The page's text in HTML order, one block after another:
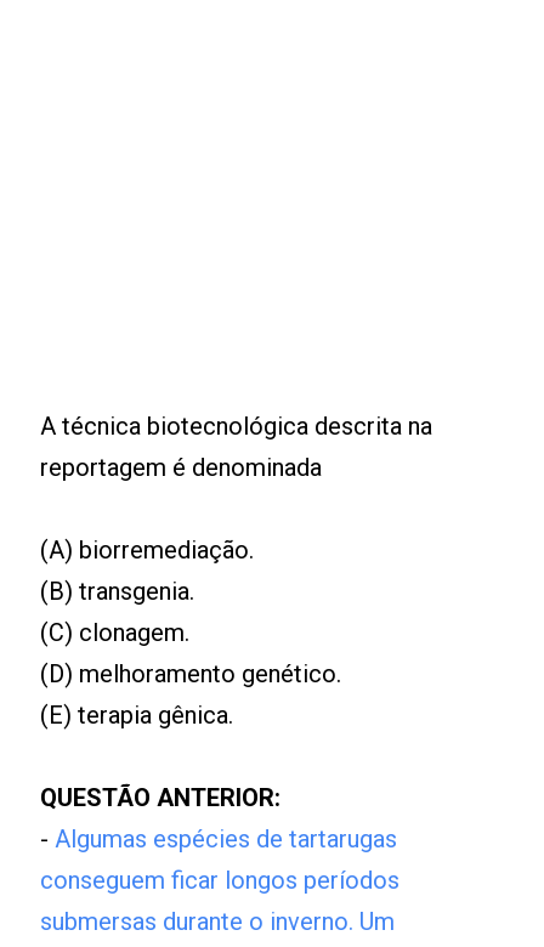
A técnica biotecnológica descrita na
reportagem é denominada
(A) biorremediação.
(B) transgenia.
(C) clonagem.
(D) melhoramento genético.
(E) terapia gênica.
QUESTÃO ANTERIOR:
-Algumas espécies de tartarugas
conseguem ficar longos períodos
submersas durante o inverno. Um